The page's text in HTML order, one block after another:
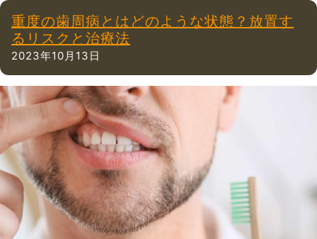
重度の歯周病とはどのような状態？放置す
るリスクと治療法
2023年10月13日